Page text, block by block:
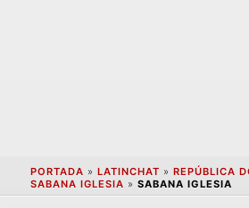
PORTADA » LATINCHAT » REPÚBLICA
SABANA IGLESIA » SABANA IGLESIA